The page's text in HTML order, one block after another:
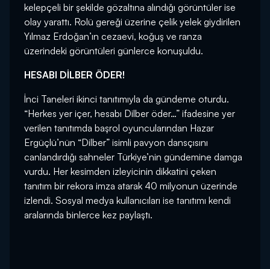
kelepçeli bir şekilde gözaltına alındığı görüntüler ise
olay yarattı. Rolü gereği üzerine çelik yelek giydirilen
Yılmaz Erdoğan’ın cezaevi, koğuş ve ranza
üzerindeki görüntüleri günlerce konuşuldu.
HESABI DİLBER ÖDER!
İnci Taneleri ikinci tanıtımıyla da gündeme oturdu.
“Herkes yer içer, hesabı Dilber öder…” ifadesine yer
verilen tanıtımda başrol oyuncularından Hazar
Ergüçlü’nün “Dilber” isimli pavyon dansçısını
canlandırdığı sahneler Türkiye’nin gündemine damga
vurdu. Her kesimden izleyicinin dikkatini çeken
tanıtım bir rekora imza atarak 40 milyonun üzerinde
izlendi. Sosyal medya kullanıcıları ise tanıtımı kendi
aralarında binlerce kez paylaştı.